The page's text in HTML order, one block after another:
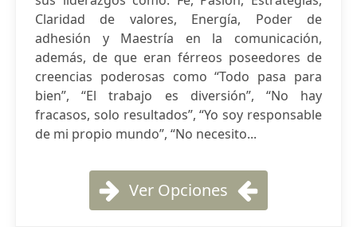
Claridad de valores, Energía, Poder de
adhesión y Maestría en la comunicación,
además, de que eran férreos poseedores de
creencias poderosas como “Todo pasa para
bien”, “El trabajo es diversión”, “No hay
fracasos, solo resultados”, “Yo soy responsable
de mi propio mundo”, “No necesito...
Ver Opciones